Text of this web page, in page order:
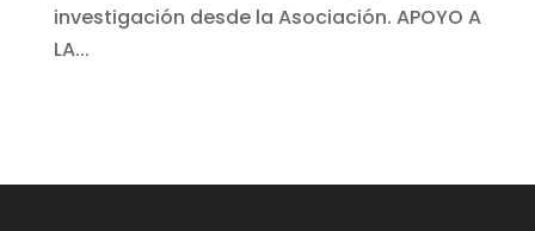
investigación desde la Asociación. APOYO A
LA...